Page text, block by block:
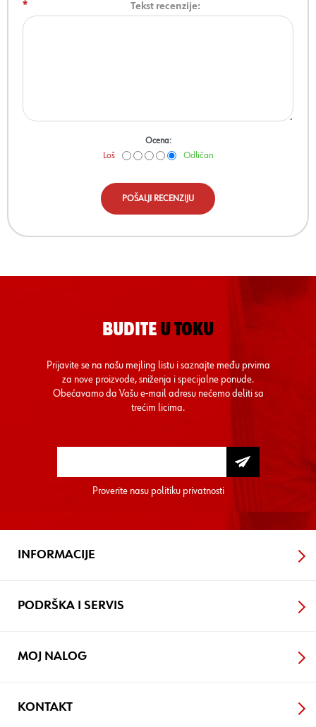
Tekst recenzije:
*
Ocena:
Loš Odličan
POŠALJI RECENZIJU
BUDITE U TOKU
Prijavite se na našu mejling listu i saznajte među prvima
za nove proizvode, sniženja i specijalne ponude.
Obećavamo da Vašu e-mail adresu nećemo deliti sa
trećim licima.
Proverite nasu politiku privatnosti
INFORMACIJE
PODRŠKA I SERVIS
MOJ NALOG
KONTAKT